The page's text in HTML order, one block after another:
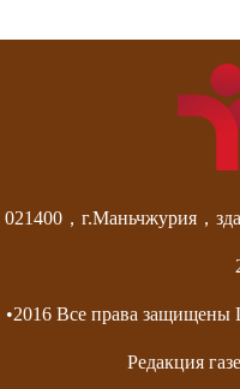
021400，г.Маньчжурия，
•2016 Все права защищены
Редакция